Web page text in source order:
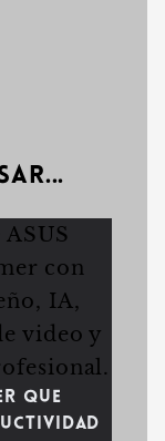
que